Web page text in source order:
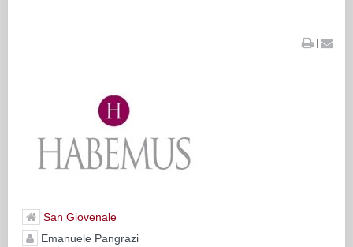
|
San Giovenale
Emanuele Pangrazi